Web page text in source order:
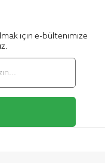
için e-bültenimize